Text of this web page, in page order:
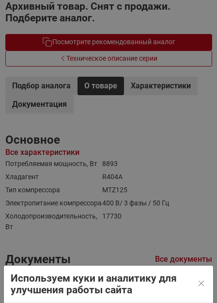
Архивный товар. Снят с продажи.
Подберите аналог.
Посмотрите рекомендованный аналог
Техническое описание серии
Подбор аналога О товаре
Характеристики
Документация
Основное
Все характеристики
Потребляемая мощность, Вт
8893
Хладагент
R404A
Тип компрессора
MTZ125
Электропитание компрессора400 В/ 3 фазы / 50 Гц
Холодопроизводительность,
Вт
17730
Документы Все документы
Фильтры
Используем куки и аналитику для
улучшения работы сайта